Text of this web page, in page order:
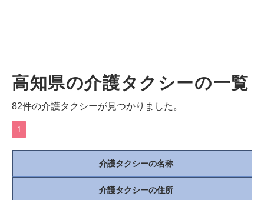
高知県の介護タクシーの一覧
82件の介護タクシーが見つかりました。
1
介護タクシーの名称
介護タクシーの住所